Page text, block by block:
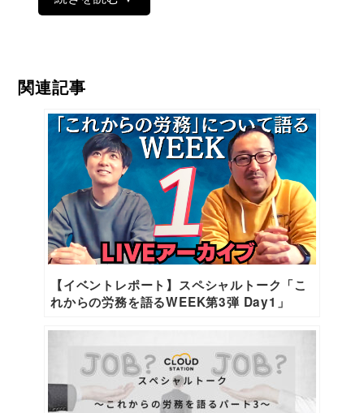
関連記事
【イベントレポート】スペシャルトーク「こ
れからの労務を語るWEEK第3弾 Day1」